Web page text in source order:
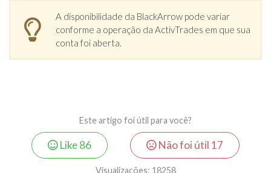
A disponibilidade da BlackArrow pode variar
conforme a operação da ActivTrades em que sua
conta foi aberta.
Este artigo foi útil para você?
Like86 Não foi útil 17
Visualizações: 18258